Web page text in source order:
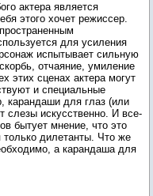
актера является
этого хочет режиссер.
для усиления
испытывает сильную
отчаяние, умиление
этих сценах актера могут
и специальные
карандаши для глаз (или
слезы искусственно. И все-
бытует мнение, что это
дилетанты. Что же
а карандаша для